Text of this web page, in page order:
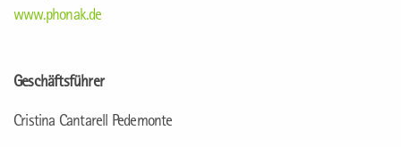
www.phonak.de
Geschäftsführer
Cristina Cantarell Pedemonte